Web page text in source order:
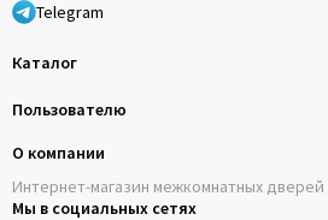
Telegram
Каталог
Пользователю
О компании
Интернет-магазин межкомнатных
Мы в социальных сетях